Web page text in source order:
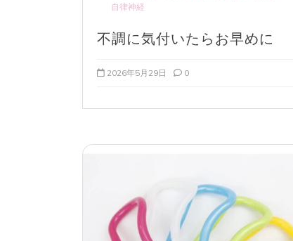
自律神経
不調に気付いたらお早めに
2026年5月29日 0